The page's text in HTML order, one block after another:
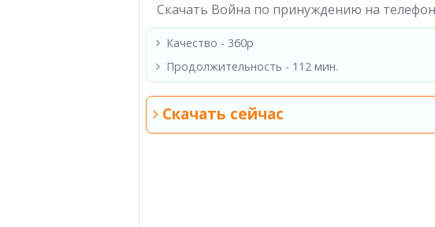
Скачать Война по принуждению на
Качество - 360p
Продолжительность - 112 мин.
Скачать сейчас